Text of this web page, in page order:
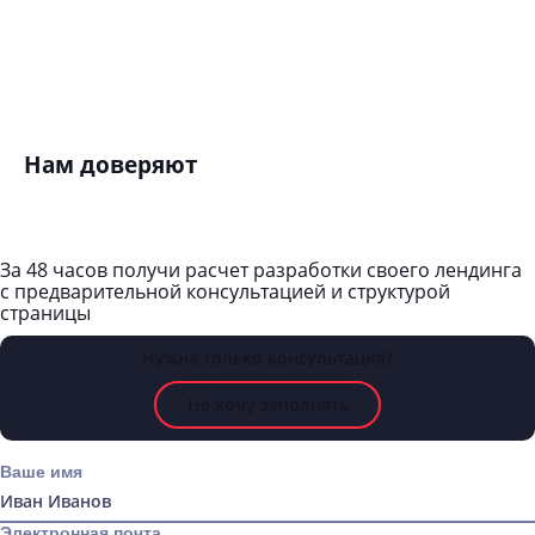
Нам доверяют
За 48 часов получи расчет разработки своего лендинга
с предварительной консультацией и структурой
страницы
Ваше имя